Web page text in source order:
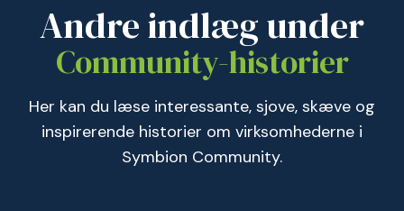
Andre indlæg under
Community-historier
Her kan du læse interessante, sjove, skæve og
inspirerende historier om virksomhederne i
Symbion Community.